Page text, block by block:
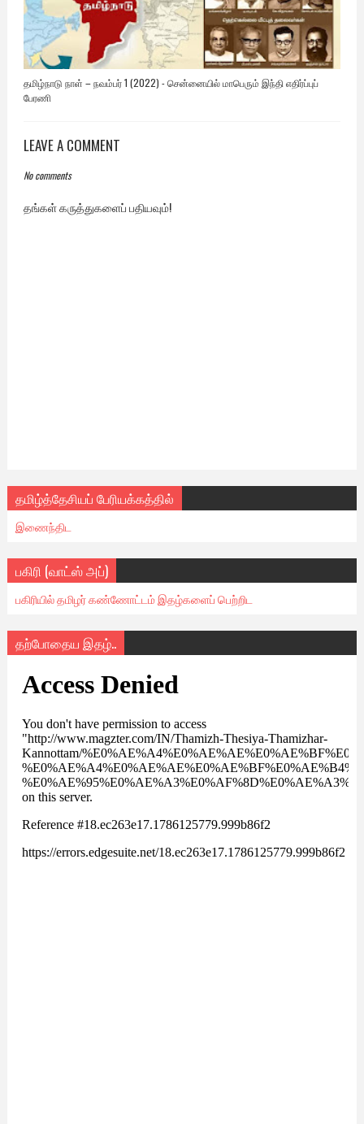
தமிழ்நாடு நாள் – நவம்பர் 1 (2022) - சென்னையில் மாபெரும் இந்தி எதிர்ப்புப்
பேரணி
LEAVE A COMMENT
No comments
தங்கள் கருத்துகளைப் பதியவும்!
தமிழ்த்தேசியப் பேரியக்கத்தில்
இணைந்திட
பகிரி (வாட்ஸ் அப்)
பகிரியில் தமிழர் கண்ணோட்டம் இதழ்களைப் பெற்றிட
தற்போதைய இதழ்..